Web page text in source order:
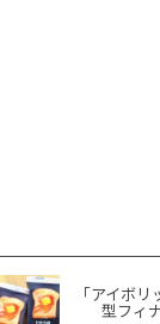
「アイボ
型フィ